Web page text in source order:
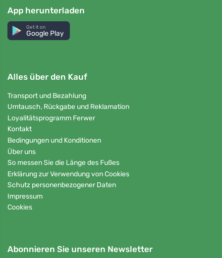
App herunterladen
Get it on
Google Play
Alles über den Kauf
Transport und Bezahlung
Umtausch, Rückgabe und Reklamation
Loyalitätsprogramm Ferwer
Kontakt
Bedingungen und Konditionen
Über uns
So messen Sie die Länge des Fußes
Erklärung zur Verwendung von Cookies
Schutz personenbezogener Daten
Impressum
Cookies
Abonnieren Sie unseren Newsletter